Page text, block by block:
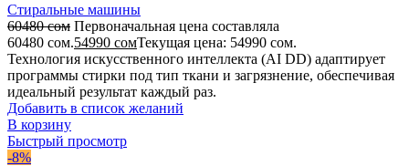
Стиральные машины
60480сом Первоначальная цена составляла
60480 сом.54990 сомТекущая цена: 54990 сом.
Технология искусственного интеллекта (AI DD) адаптирует
программы стирки под тип ткани и загрязнение, обеспечивая
идеальный результат каждый раз.
Добавить в список желаний
В корзину
Быстрый просмотр
-8%